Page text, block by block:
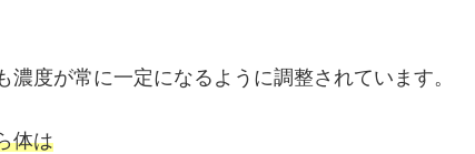
度が常に一定になるように調整されています。
体は